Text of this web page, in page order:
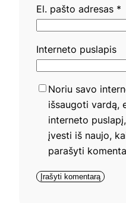
El. pašto adresas *
Interneto puslapis
Noriu savo
išsaugoti vardą,
interneto
įvesti iš naujo,
parašyti